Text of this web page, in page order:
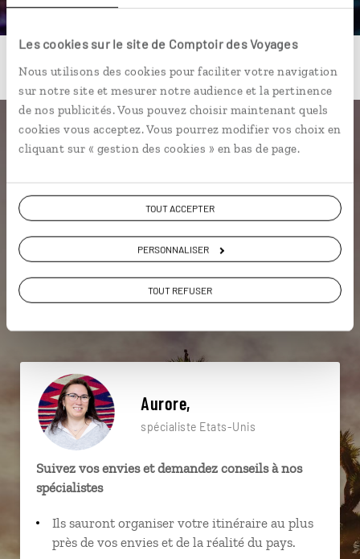
Les cookies sur le site de Comptoir des Voyages
Nous utilisons des cookies pour faciliter votre navigation
sur notre site et mesurer notre audience et la pertinence
de nos publicités. Vous pouvez choisir maintenant quels
cookies vous acceptez. Vous pourrez modifier vos choix en
cliquant sur « gestion des cookies » en bas de page.
TOUT ACCEPTER
PERSONNALISER
TOUT REFUSER
Une envie de voyage
particulière ?
Biscayne National Park
Aurore,
spécialiste Etats-Unis
Suivez vos envies et demandez conseils à nos
spécialistes
Ils sauront organiser votre itinéraire au plus
près de vos envies et de la réalité du pays.